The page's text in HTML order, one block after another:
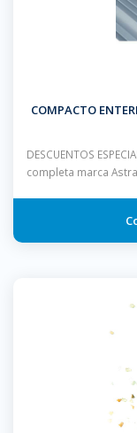
COMPACTO
DESCUENTOS
completa marca